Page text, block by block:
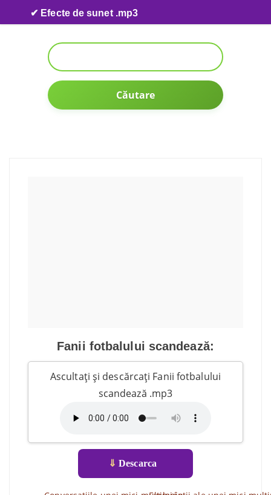
Skip to content
✔ Efecte de sunet .mp3
Căutare
Fanii fotbalului scandează:
Ascultați și descărcați Fanii fotbalului
scandează .mp3
⇓ Descarca